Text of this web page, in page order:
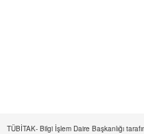
TÜBİTAK- Bilgi İşlem Daire Başkanlığı